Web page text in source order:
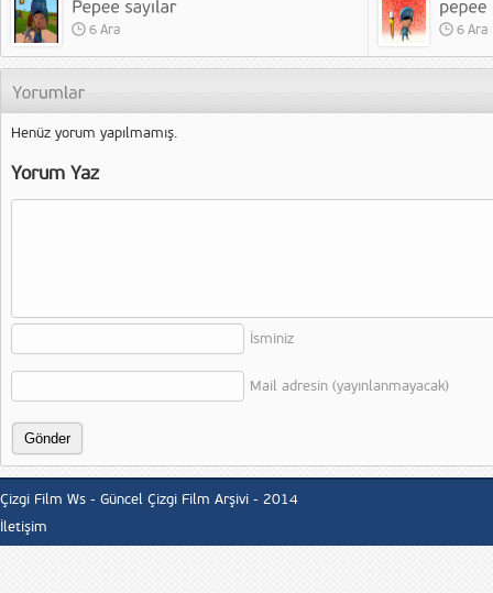
6 Ara 6 Ara
Henüz yorum yapılmamış.
Yorum Yaz
İsminiz
Mail adresin (yayınlanmayacak)
Çizgi Film Ws - Güncel Çizgi Film Arşivi - 2014
İletişim